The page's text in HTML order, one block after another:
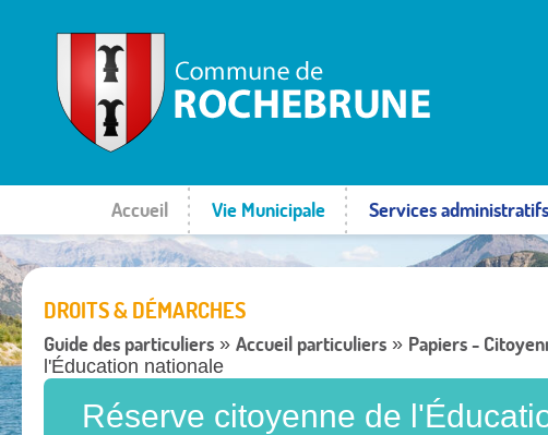
Accueil Vie Municipale Services administratifs
DROITS & DÉMARCHES
Guide des particuliers » Accueil particuliers » Papiers -
l'Éducation nationale
Réserve citoyenne de